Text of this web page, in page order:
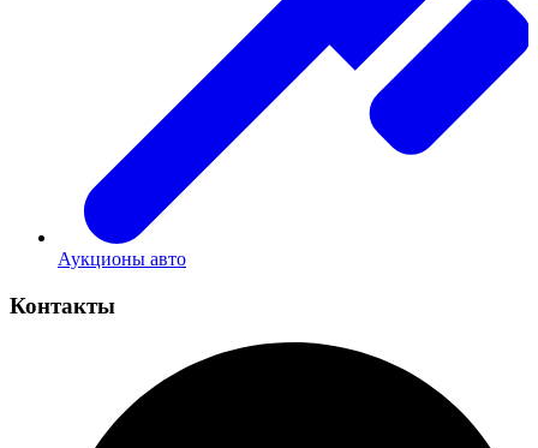
Аукционы авто
Контакты